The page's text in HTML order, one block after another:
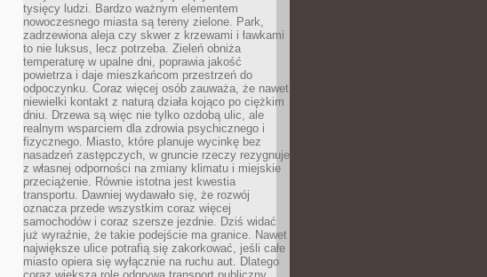
tysięcy ludzi. Bardzo ważnym elementem
nowoczesnego miasta są tereny zielone. Park,
zadrzewiona aleja czy skwer z krzewami i ławkami
to nie luksus, lecz potrzeba. Zieleń obniża
temperaturę w upalne dni, poprawia jakość
powietrza i daje mieszkańcom przestrzeń do
odpoczynku. Coraz więcej osób zauważa, że nawet
niewielki kontakt z naturą działa kojąco po ciężkim
dniu. Drzewa są więc nie tylko ozdobą ulic, ale
realnym wsparciem dla zdrowia psychicznego i
fizycznego. Miasto, które planuje wycinkę bez
nasadzeń zastępczych, w gruncie rzeczy rezygnuje
z własnej odporności na zmiany klimatu i miejskie
przeciążenie. Równie istotna jest kwestia
transportu. Dawniej wydawało się, że rozwój
oznacza przede wszystkim coraz więcej
samochodów i coraz szersze jezdnie. Dziś widać
już wyraźnie, że takie podejście ma granice. Nawet
największe ulice potrafią się zakorkować, jeśli całe
miasto opiera się wyłącznie na ruchu aut. Dlatego